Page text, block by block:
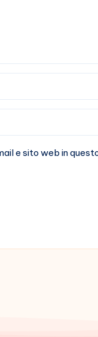
e sito web in